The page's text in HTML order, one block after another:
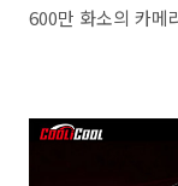
600만 화소의 카메